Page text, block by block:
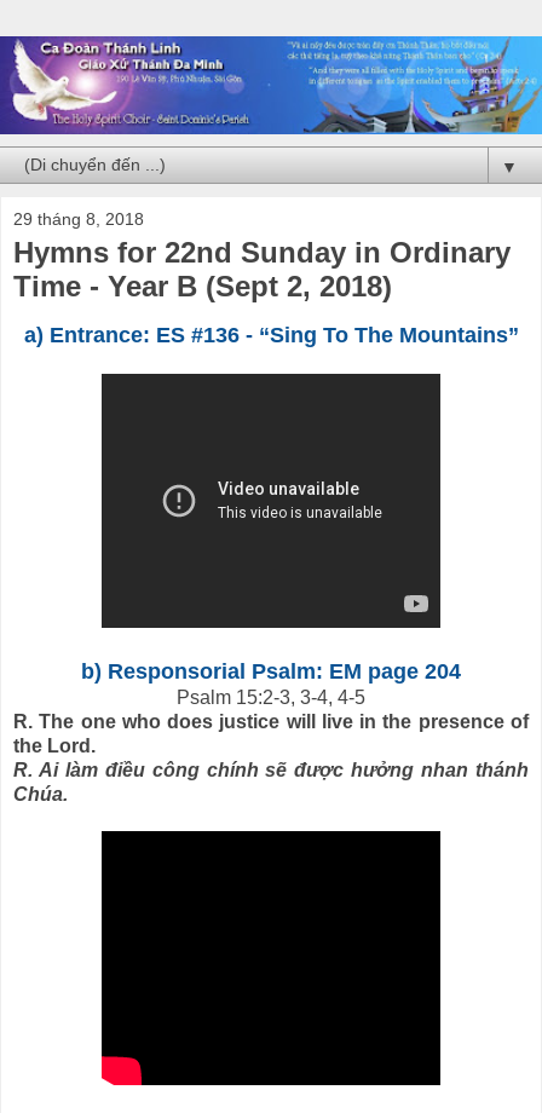
▼
29 tháng 8, 2018
Hymns for 22nd Sunday in Ordinary
Time - Year B (Sept 2, 2018)
a) Entrance: ES #136 - “Sing To The Mountains”
b) Responsorial Psalm: EM page 204
Psalm 15:2-3, 3-4, 4-5
R. The one who does justice will live in the presence of
the Lord.
R. Ai làm điều công chính sẽ được hưởng nhan thánh
Chúa.